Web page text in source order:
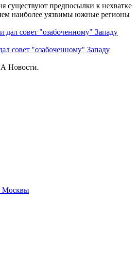
существуют предпосылки к нехватке
наиболее уязвимы южные регионы
совет "озабоченному" Западу
Новости.
Москвы